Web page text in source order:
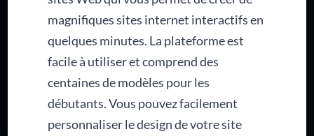
magnifiques sites internet interactifs en
quelques minutes. La plateforme est
facile à utiliser et comprend des
centaines de modèles pour les
débutants. Vous pouvez facilement
personnaliser le design de votre site